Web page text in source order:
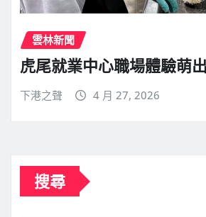
雲林新聞
虎尾就業中心職場體驗萌
下港之聲 4 月 27, 2026
搜尋